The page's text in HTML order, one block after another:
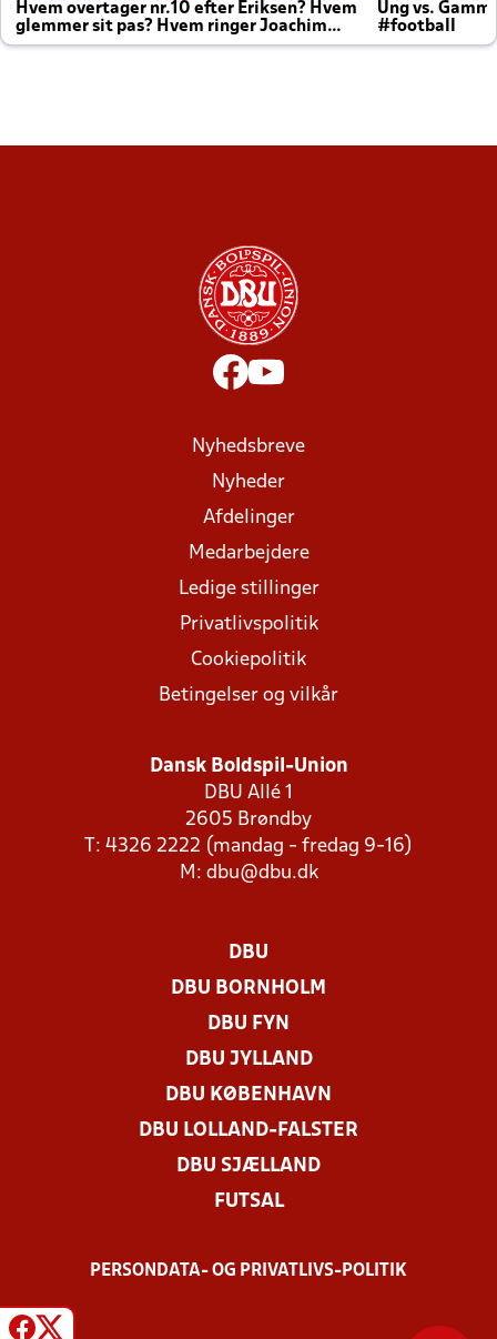
Hvem overtager nr.10 efter Eriksen? Hvem
glemmer sit pas? Hvem ringer Joachim
altid til efter kampe?
Ung vs.
#football
Nyhedsbreve
Nyheder
Afdelinger
Medarbejdere
Ledige stillinger
Privatlivspolitik
Cookiepolitik
Betingelser og vilkår
Dansk Boldspil-Union
DBU Allé 1
2605 Brøndby
T: 4326 2222 (mandag - fredag 9-16)
M: dbu@dbu.dk
DBU
DBU BORNHOLM
DBU FYN
DBU JYLLAND
DBU KØBENHAVN
DBU LOLLAND-FALSTER
DBU SJÆLLAND
FUTSAL
PERSONDATA- OG PRIVATLIVS-POLITIK